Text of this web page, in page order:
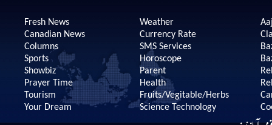
Fresh News
Canadian News
Columns
Sports
Showbiz
Prayer Time
Tourism
Your Dream
Weather
Currency Rate
SMS Services
Horoscope
Parent
Health
Fruits/Vegitable/Herbs
Science Technology